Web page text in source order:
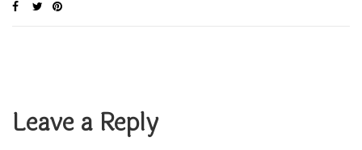
Leave a Reply